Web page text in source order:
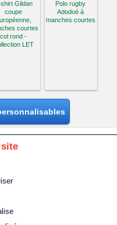
Gildan
coupe
courtes
col rond -
LET
Polo rugby
Adodoé à
manches courtes
site